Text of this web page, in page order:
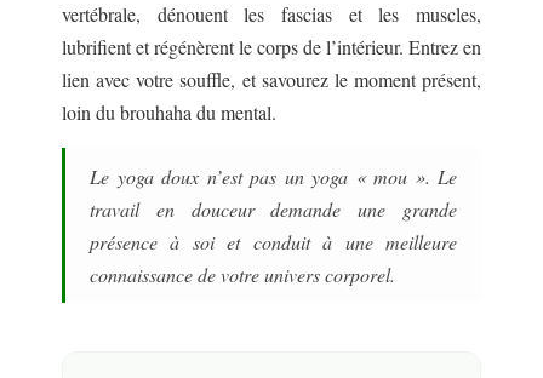
vertébrale, dénouent les fascias et les muscles,
lubrifient et régénèrent le corps de l’intérieur. Entrez en
lien avec votre souffle, et savourez le moment présent,
loin du brouhaha du mental.
Le yoga doux n’est pas un yoga « mou ». Le
travail en douceur demande une grande
présence à soi et conduit à une meilleure
connaissance de votre univers corporel.